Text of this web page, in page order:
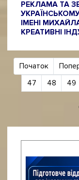
РЕКЛАМА ТА
ІМЕНІ
КРЕАТИВНІ
Початок
47
48 49